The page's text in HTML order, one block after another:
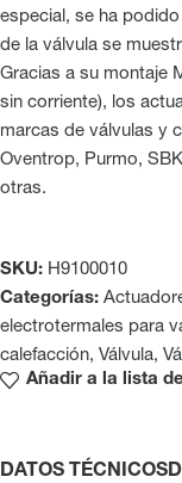
especial, se ha
de la válvula se
Gracias a su montaje
sin corriente), los
marcas de válvulas y
Oventrop, Purmo,
otras.
SKU: H9100010
Categorías:
electrotermales para
calefacción, Válvula,
Añadir a la lista
DATOS TÉCNICOS